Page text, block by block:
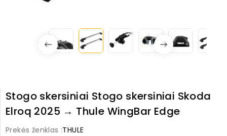
Stogo skersiniai Stogo skersiniai Skoda
Elroq 2025 → Thule WingBar Edge
Prekės ženklas :THULE